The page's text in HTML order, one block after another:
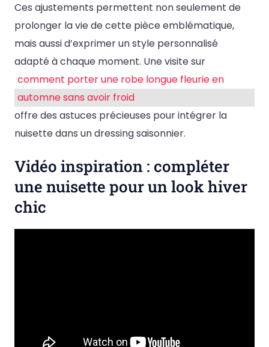
Ces ajustements permettent non seulement de
prolonger la vie de cette pièce emblématique,
mais aussi d’exprimer un style personnalisé
adapté à chaque moment. Une visite sur
comment porter une robe longue fleurie en
automne sans avoir froid
offre des astuces précieuses pour intégrer la
nuisette dans un dressing saisonnier.
Vidéo inspiration : compléter
une nuisette pour un look hiver
chic